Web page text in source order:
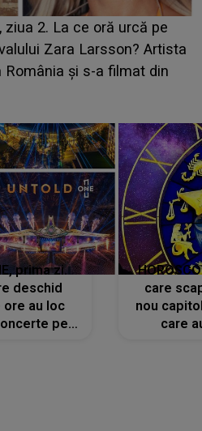
din "Casa Iubirii" l-a
CINE ESTE
Aflându-se în fața
IMEDIAT: "Am
prima zi.
deschid
au loc
pe
care
nou
care